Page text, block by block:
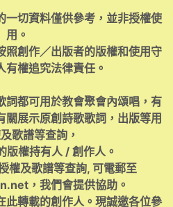
一切資料僅供參考，並非授權使
用。
照創作／出版者的版權和使用守
有權追究法律責任。
詞都可用於教會聚會內頌唱，有
關展示原創詩歌歌詞，出版等用
歌譜等查詢，
版權持有人 / 創作人。
權及歌譜等查詢, 可電郵至
，我們會提供協助。
此轉載的創作人。現誠邀各位參